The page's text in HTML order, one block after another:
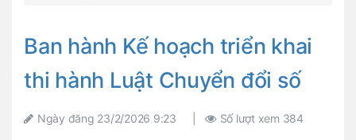
Ban hành Kế hoạch triển khai
thi hành Luật Chuyển đổi số
Ngày đăng 23/2/2026 9:23 Số lượt xem 384